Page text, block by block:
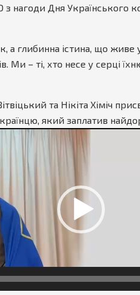
Дня Українського
а глибинна істина, що живе
Ми – ті, хто несе у серці
та Нікіта Хіміч
який заплатив